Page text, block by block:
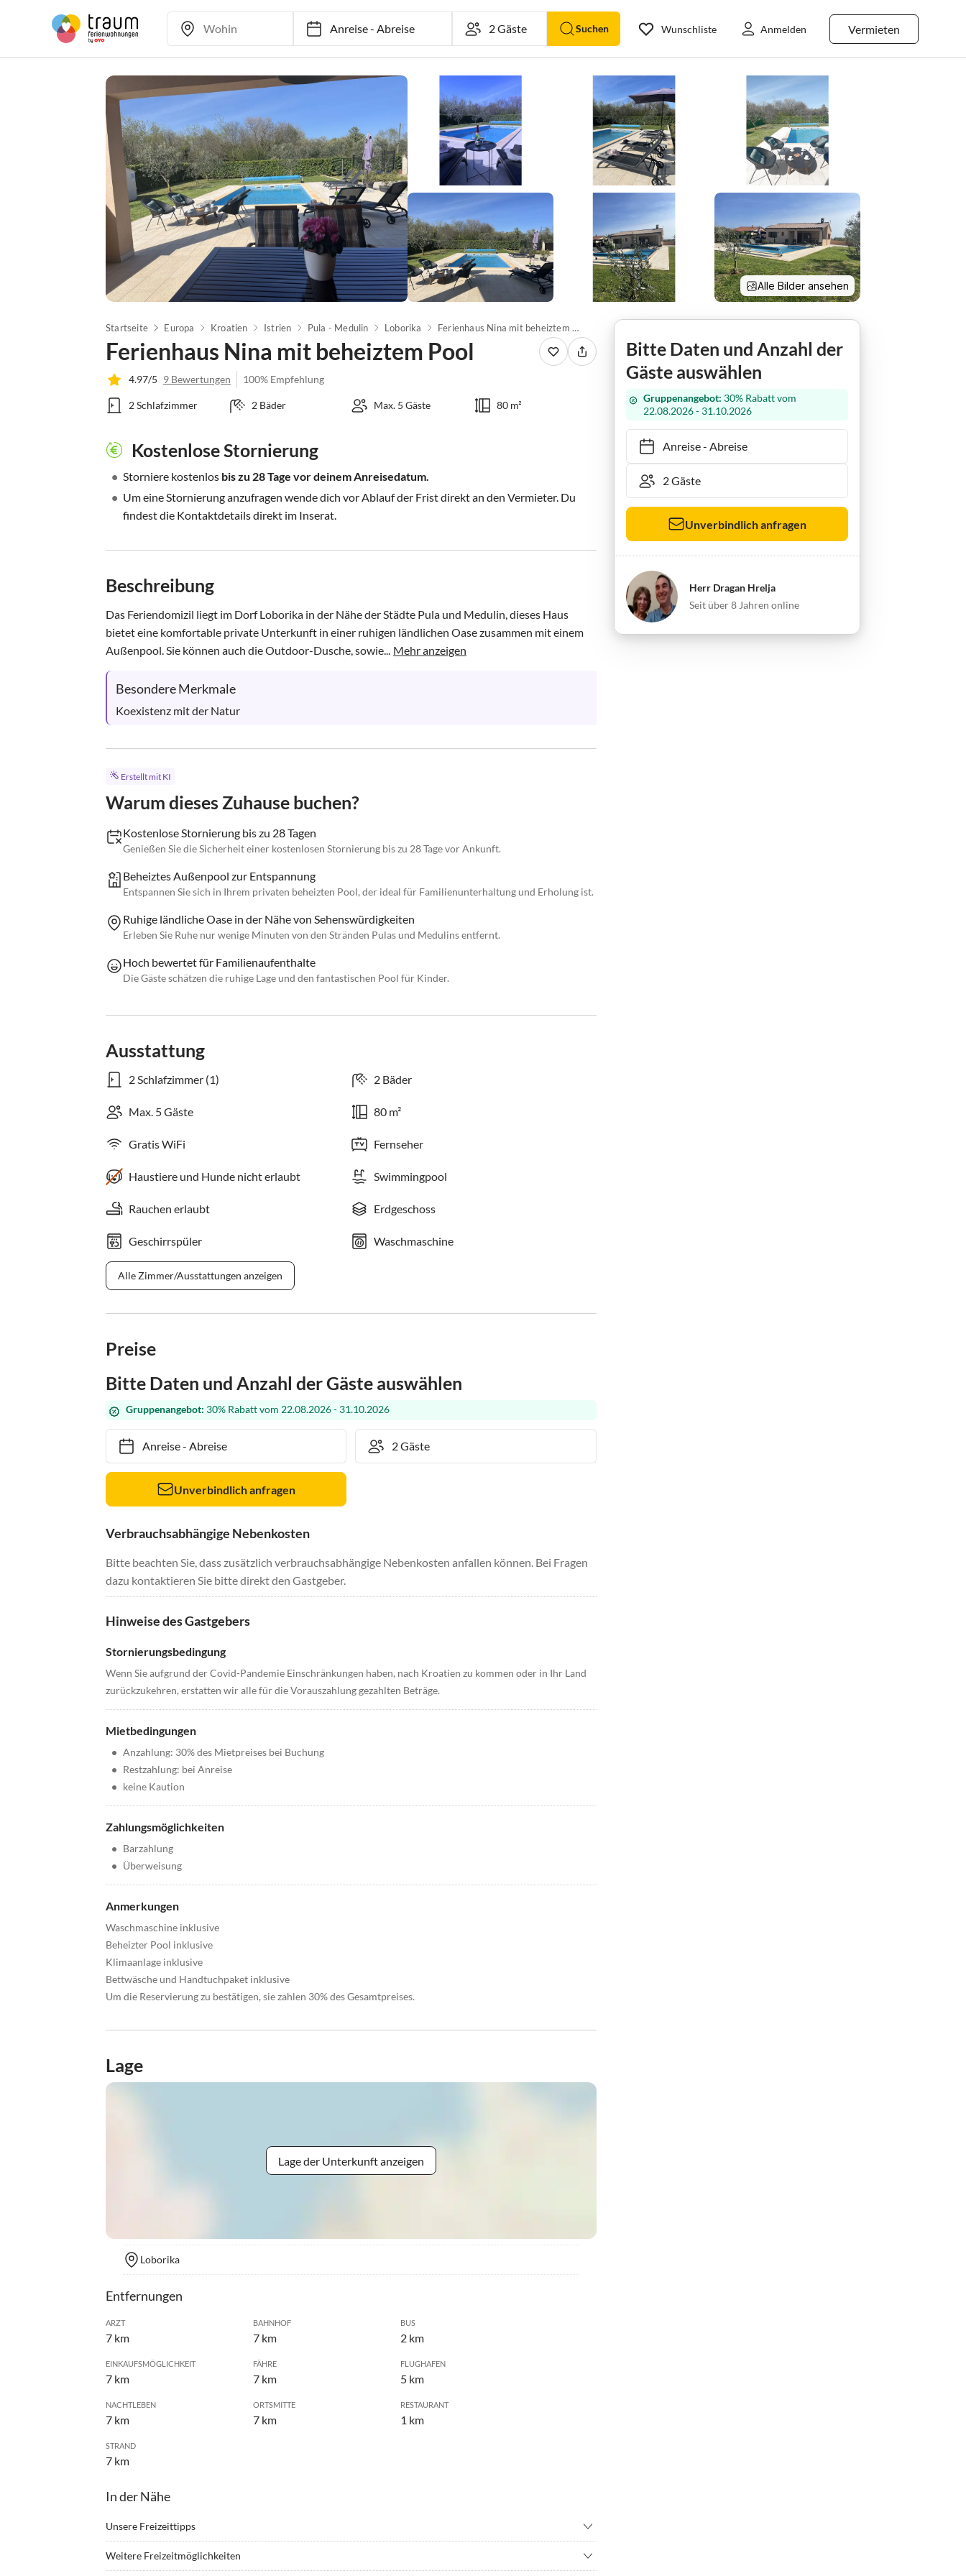
Anreise-Abreise Suchen Vermieten
Wunschliste Anmelden
Alle Bilder ansehen
Startseite Europa Kroatien Istrien Pula - Medulin Loborika Ferienhaus Nina mit beheiztem Pool
Ferienhaus Nina mit beheiztem Pool
4.97/5 9 Bewertungen 100% Empfehlung
2 Schlafzimmer 2 Bäder Max. 5 Gäste 80 m²
Kostenlose Stornierung
• Storniere kostenlos bis zu 28 Tage vor deinem Anreisedatum.
• Um eine Stornierung anzufragen wende dich vor Ablauf der Frist direkt an den Vermieter. Du
findest die Kontaktdetails direkt im Inserat.
Beschreibung
Das Feriendomizil liegt im Dorf Loborika in der Nähe der Städte Pula und Medulin, dieses Haus
bietet eine komfortable private Unterkunft in einer ruhigen ländlichen Oase zusammen mit einem
Außenpool. Sie können auch die Outdoor-Dusche, sowie... Mehr anzeigen
Besondere Merkmale
Koexistenz mit der Natur
Erstellt mit KI
Warum dieses Zuhause buchen?
Kostenlose Stornierung bis zu 28 Tagen
Genießen Sie die Sicherheit einer kostenlosen Stornierung bis zu 28 Tage vor Ankunft.
Beheiztes Außenpool zur Entspannung
Entspannen Sie sich in Ihrem privaten beheizten Pool, der ideal für Familienunterhaltung und Erholung ist.
Ruhige ländliche Oase in der Nähe von Sehenswürdigkeiten
Erleben Sie Ruhe nur wenige Minuten von den Stränden Pulas und Medulins entfernt.
Hoch bewertet für Familienaufenthalte
Die Gäste schätzen die ruhige Lage und den fantastischen Pool für Kinder.
Ausstattung
2 Schlafzimmer (1) 2 Bäder
Max. 5 Gäste 80 m²
Gratis WiFi Fernseher
Haustiere und Hunde nicht erlaubt Swimmingpool
Rauchen erlaubt Erdgeschoss
Geschirrspüler Waschmaschine
Alle Zimmer/Ausstattungen anzeigen
Preise
Bitte Daten und Anzahl der Gäste auswählen
Gruppenangebot: 30% Rabatt vom 22.08.2026 - 31.10.2026
Anreise- Abreise
Unverbindlich anfragen
Verbrauchsabhängige Nebenkosten
Bitte beachten Sie, dass zusätzlich verbrauchsabhängige Nebenkosten anfallen können. Bei Fragen
dazu kontaktieren Sie bitte direkt den Gastgeber.
Hinweise des Gastgebers
Stornierungsbedingung
Wenn Sie aufgrund der Covid-Pandemie Einschränkungen haben, nach Kroatien zu kommen oder in Ihr Land
zurückzukehren, erstatten wir alle für die Vorauszahlung gezahlten Beträge.
Mietbedingungen
• Anzahlung: 30% des Mietpreises bei Buchung
• Restzahlung: bei Anreise
• keine Kaution
Zahlungsmöglichkeiten
• Barzahlung
• Überweisung
Anmerkungen
Waschmaschine inklusive
Beheizter Pool inklusive
Klimaanlage inklusive
Bettwäsche und Handtuchpaket inklusive
Um die Reservierung zu bestätigen, sie zahlen 30% des Gesamtpreises.
Lage
Lage der Unterkunft anzeigen
Loborika
Entfernungen
ARZT
7 km
BAHNHOF
7 km
BUS
2 km
EINKAUFSMÖGLICHKEIT
7 km
FÄHRE
7 km
FLUGHAFEN
5 km
NACHTLEBEN
7 km
ORTSMITTE
7 km
RESTAURANT
1 km
STRAND
7 km
In der Nähe
Unsere Freizeittipps
Weitere Freizeitmöglichkeiten
Bitte Daten und Anzahl der
Gäste auswählen
Gruppenangebot: 30% Rabatt vom
22.08.2026 - 31.10.2026
Anreise- Abreise
Unverbindlich anfragen
Herr Dragan Hrelja
Seit über 8 Jahren online